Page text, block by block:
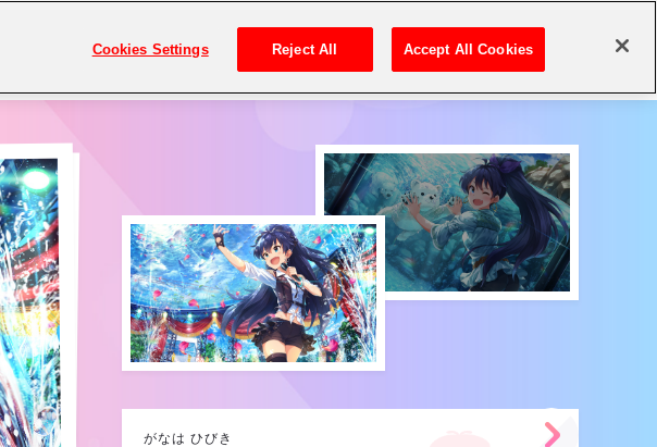
がなは ひびき
Cookies Settings Reject All Accept All Cookies